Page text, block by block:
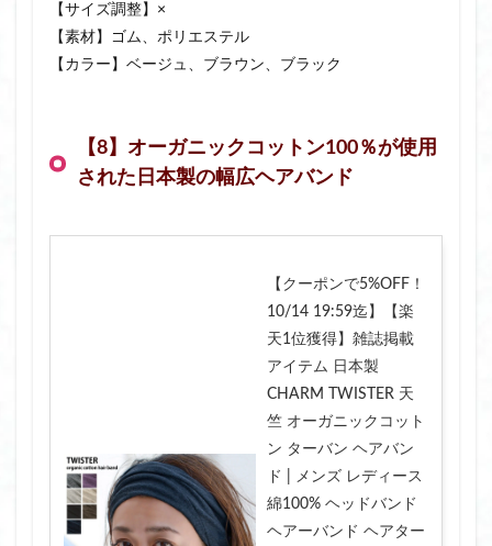
【サイズ調整】×
【素材】ゴム、ポリエステル
【カラー】ベージュ、ブラウン、ブラック
【8】オーガニックコットン100％が使用
された日本製の幅広ヘアバンド
【クーポンで5%OFF！
10/14 19:59迄】【楽
天1位獲得】雑誌掲載
アイテム 日本製
CHARM TWISTER 天
竺 オーガニックコット
ン ターバン ヘアバン
ド | メンズ レディース
綿100% ヘッドバンド
ヘアーバンド ヘアター